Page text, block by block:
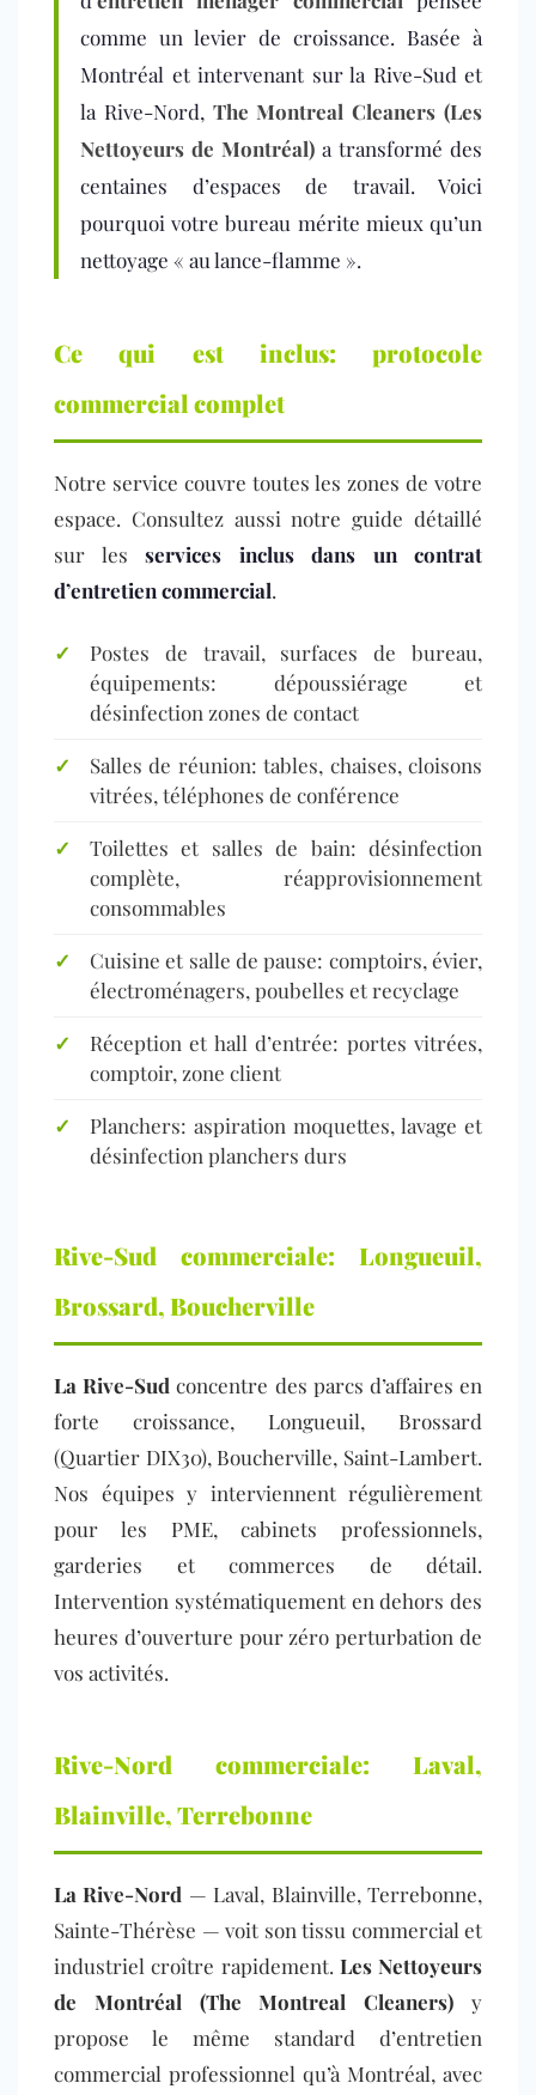
comme un levier de croissance. Basée à
Montréal et intervenant sur la Rive-Sud et
la Rive-Nord, The Montreal Cleaners (Les
Nettoyeurs de Montréal) a transformé des
centaines d’espaces de travail. Voici
pourquoi votre bureau mérite mieux qu’un
nettoyage « au lance-flamme ».
Ce qui est inclus: protocole
commercial complet
Notre service couvre toutes les zones de votre
espace. Consultez aussi notre guide détaillé
sur les services inclus dans un contrat
d’entretien commercial.
✓
Postes de travail, surfaces de bureau,
équipements: dépoussiérage et
désinfection zones de contact
✓
Salles de réunion: tables, chaises, cloisons
vitrées, téléphones de conférence
✓
Toilettes et salles de bain: désinfection
complète, réapprovisionnement
consommables
✓
Cuisine et salle de pause: comptoirs, évier,
électroménagers, poubelles et recyclage
✓
Réception et hall d’entrée: portes vitrées,
comptoir, zone client
✓
Planchers: aspiration moquettes, lavage et
désinfection planchers durs
Rive-Sud commerciale: Longueuil,
Brossard, Boucherville
La Rive-Sud concentre des parcs d’affaires en
forte croissance, Longueuil, Brossard
(Quartier DIX30), Boucherville, Saint-Lambert.
Nos équipes y interviennent régulièrement
pour les PME, cabinets professionnels,
garderies et commerces de détail.
Intervention systématiquement en dehors des
heures d’ouverture pour zéro perturbation de
vos activités.
Rive-Nord commerciale: Laval,
Blainville, Terrebonne
La Rive-Nord — Laval, Blainville, Terrebonne,
Sainte-Thérèse — voit son tissu commercial et
industriel croître rapidement. Les Nettoyeurs
de Montréal (The Montreal Cleaners) y
propose le même standard d’entretien
commercial professionnel qu’à Montréal, avec